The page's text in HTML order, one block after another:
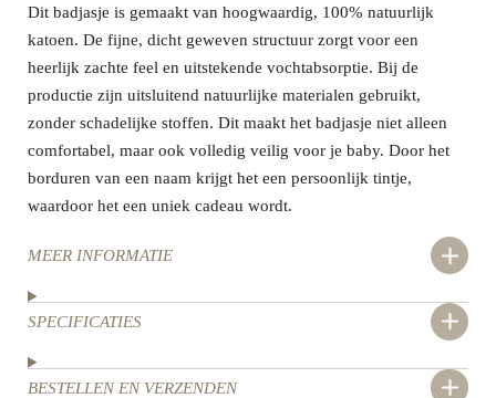
Dit badjasje is gemaakt van hoogwaardig, 100% natuurlijk
katoen. De fijne, dicht geweven structuur zorgt voor een
heerlijk zachte feel en uitstekende vochtabsorptie. Bij de
productie zijn uitsluitend natuurlijke materialen gebruikt,
zonder schadelijke stoffen. Dit maakt het badjasje niet alleen
comfortabel, maar ook volledig veilig voor je baby. Door het
borduren van een naam krijgt het een persoonlijk tintje,
waardoor het een uniek cadeau wordt.
MEER INFORMATIE
SPECIFICATIES
BESTELLEN EN VERZENDEN